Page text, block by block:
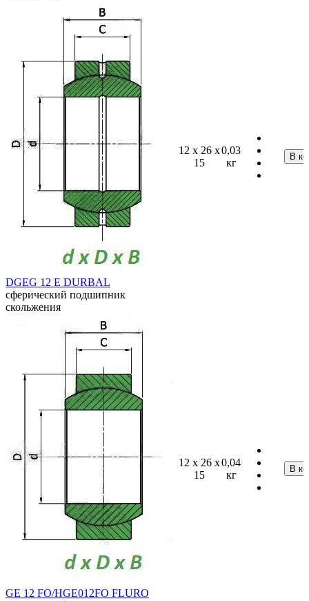
DGEG 12 E DURBAL
сферический подшипник
скольжения
12 x 26 x
15
0,03
кг
GE 12 FO/HGE012FO FLURO
12 x 26 x
15
0,04
кг